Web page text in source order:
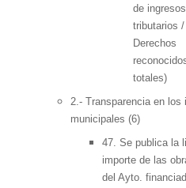
de ingresos
tributarios /
Derechos
totales)
2.- Transparencia en los
municipales (6)
47. Se publica la
importe de las
del Ayto.